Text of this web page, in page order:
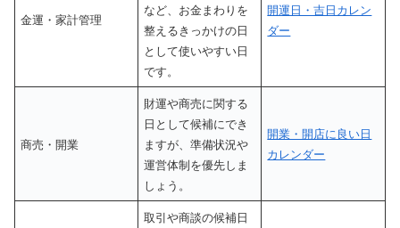
金運・家計管理
など、お金まわりを
整えるきっかけの日
として使いやすい日
です。
開運日・吉日カレン
ダー
商売・開業
財運や商売に関する
日として候補にでき
ますが、準備状況や
運営体制を優先しま
しょう。
開業・開店に良い日
カレンダー
取引や商談の候補日